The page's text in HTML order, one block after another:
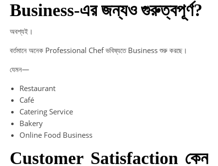
Business-এর জন্যও গুরুত্বপূর্ণ?
অবশ্যই।
বর্তমানে অনেক Professional Chef ভবিষ্যতে Business শুরু করছে।
যেমন—
Restaurant
Café
Catering Service
Bakery
Online Food Business
Customer Satisfaction কেন